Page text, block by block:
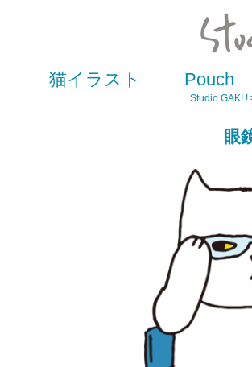
猫イラスト Pouch
Studio GAKI !
眼